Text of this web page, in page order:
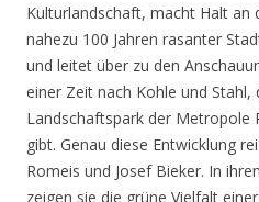
Kulturlandschaft, macht Halt an
nahezu 100 Jahren rasanter
und leitet über zu den
einer Zeit nach Kohle und
Landschaftspark der Metropole
gibt. Genau diese Entwicklung
Romeis und Josef Bieker. In
zeigen sie die grüne Vielfalt